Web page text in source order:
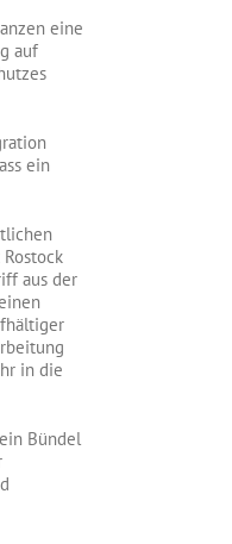
eine
auf
ein
aus der
in die
Bündel